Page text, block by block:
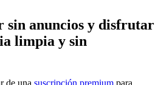
sin anuncios y disfrutar
limpia y sin
de una suscripción premium para